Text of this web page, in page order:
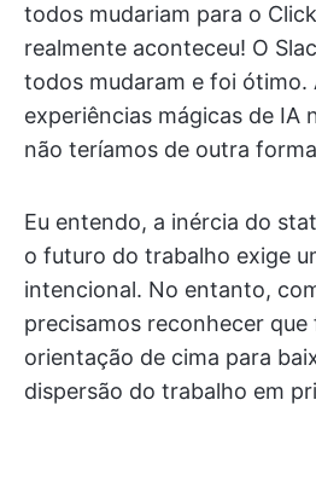
todos mudariam para o
realmente aconteceu! O
todos mudaram e foi ótimo.
experiências mágicas de IA
não teríamos de outra
Eu entendo, a inércia do
o futuro do trabalho exige
intencional. No entanto,
precisamos reconhecer
orientação de cima para
dispersão do trabalho em